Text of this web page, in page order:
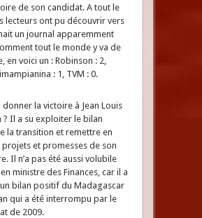
de son candidat. A tout le
lecteurs ont pu découvrir vers
un journal apparemment
tout le monde y va de
en voici un : Robinson : 2,
: 1, TVM : 0.
la victoire à Jean Louis
? Il a su exploiter le bilan
la transition et remettre en
projets et promesses de son
Il n’a pas été aussi volubile
ministre des Finances, car il a
bilan positif du Madagascar
qui a été interrompu par le
de 2009.